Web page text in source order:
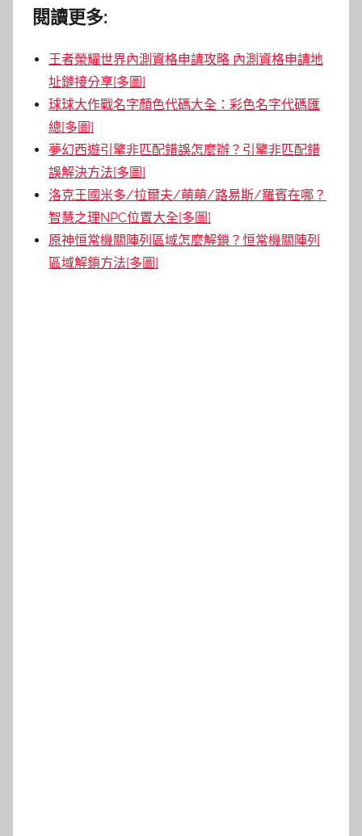
閱讀更多:
王者榮耀世界內測資格申請攻略 內測資格申請地
址鏈接分享[多圖]
球球大作戰名字顏色代碼大全：彩色名字代碼匯
總[多圖]
夢幻西遊引擎非匹配錯誤怎麼辦？引擎非匹配錯
誤解決方法[多圖]
洛克王國米多/拉爾夫/萌萌/路易斯/羅賓在哪？
智慧之理NPC位置大全[多圖]
原神恒常機關陣列區域怎麼解鎖？恒常機關陣列
區域解鎖方法[多圖]